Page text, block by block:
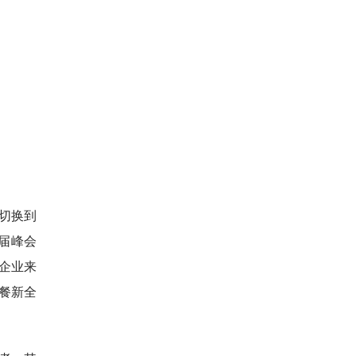
换到
峰会
业来
新全